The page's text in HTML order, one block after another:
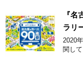
『
ラリ
2020
関し